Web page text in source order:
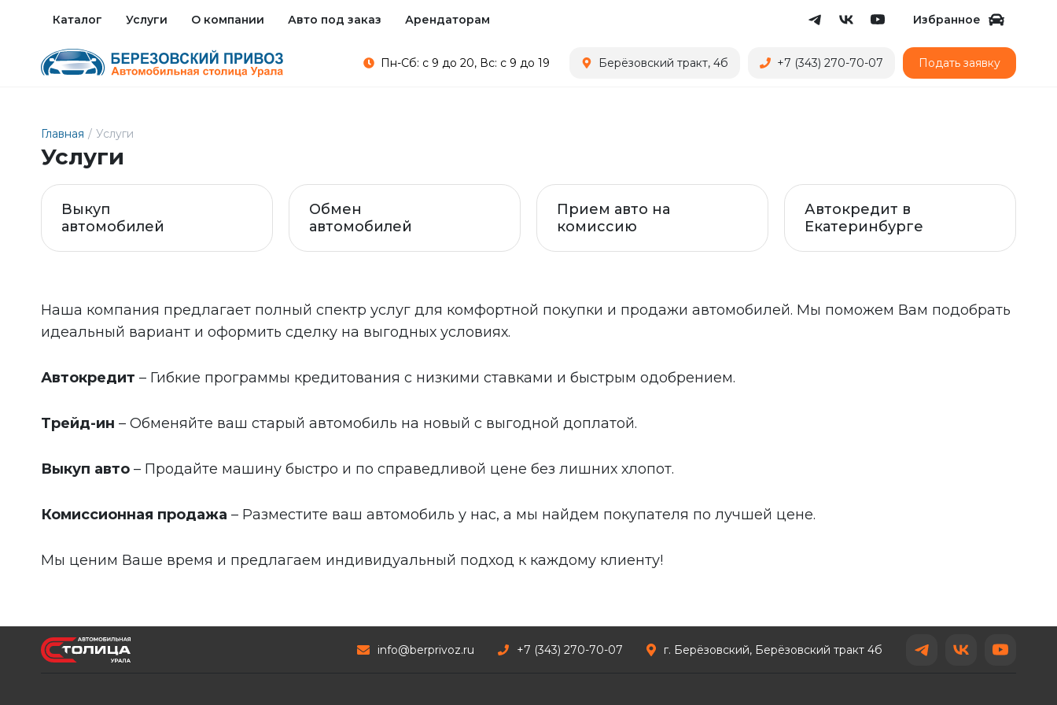
Каталог Услуги О компании Авто под заказ Арендаторам Избранное
Пн-Сб: с 9 до 20, Вс: с 9 до 19 Берёзовский тракт, 4б +7 (343) 270-70-07 Подать заявку
Главная / Услуги
Услуги
Выкуп
автомобилей
Обмен
автомобилей
Прием авто на
комиссию
Автокредит в
Екатеринбурге
Наша компания предлагает полный спектр услуг для комфортной покупки и продажи автомобилей. Мы поможем Вам подобрать
идеальный вариант и оформить сделку на выгодных условиях.
Автокредит – Гибкие программы кредитования с низкими ставками и быстрым одобрением.
Трейд-ин – Обменяйте ваш старый автомобиль на новый с выгодной доплатой.
Выкуп авто – Продайте машину быстро и по справедливой цене без лишних хлопот.
Комиссионная продажа – Разместите ваш автомобиль у нас, а мы найдем покупателя по лучшей цене.
Мы ценим Ваше время и предлагаем индивидуальный подход к каждому клиенту!
info@berprivoz.ru +7 (343) 270-70-07 г. Берёзовский, Берёзовский тракт 4б